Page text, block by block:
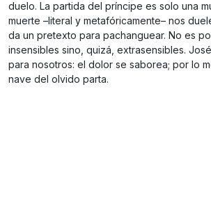
duelo. La partida del príncipe es solo una
muerte –literal y metafóricamente– nos
da un pretexto para pachanguear. No es
insensibles sino, quizá, extrasensibles.
para nosotros: el dolor se saborea; por lo
nave del olvido parta.